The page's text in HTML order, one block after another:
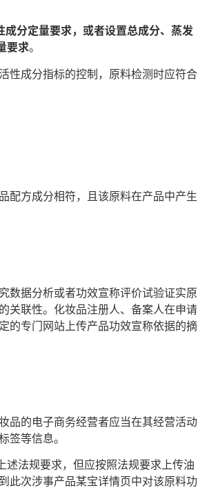
成分定量要求，或者设置总成分、蒸发
要求。
性成分指标的控制，原料检测时应符合
配方成分相符，且该原料在产品中产生
数据分析或者功效宣称评价试验证实原
关联性。化妆品注册人、备案人在申请
的专门网站上传产品功效宣称依据的摘
品的电子商务经营者应当在其经营活动
签等信息。
述法规要求，但应按照法规要求上传油
此次涉事产品某宝详情页中对该原料功